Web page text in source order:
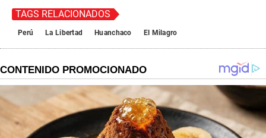
TAGS RELACIONADOS
Perú La Libertad Huanchaco El Milagro